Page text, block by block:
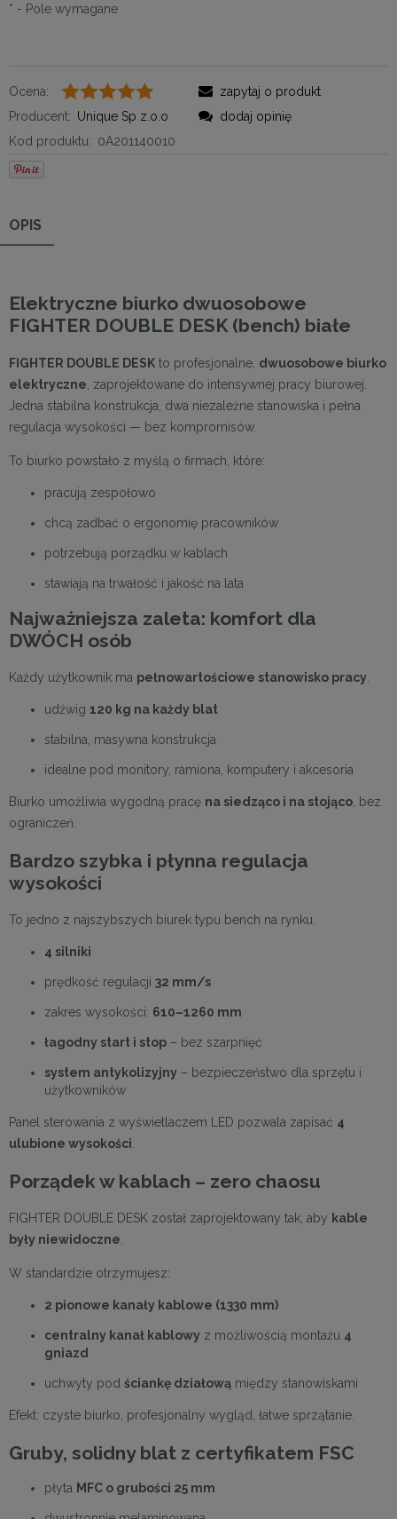
* - Pole wymagane
Ocena:
Producent: Unique Sp z.o.o
Kod produktu: 0A201140010
zapytaj o produkt
dodaj opinię
OPIS
Elektryczne biurko dwuosobowe
FIGHTER DOUBLE DESK (bench) białe
FIGHTER DOUBLE DESK to profesjonalne, dwuosobowe biurko
elektryczne , zaprojektowane do intensywnej pracy biurowej.
Jedna stabilna konstrukcja, dwa niezależne stanowiska i pełna
regulacja wysokości — bez kompromisów.
To biurko powstało z myślą o firmach, które:
pracują zespołowo
chcą zadbać o ergonomię pracowników
potrzebują porządku w kablach
stawiają na trwałość i jakość na lata
Najważniejsza zaleta: komfort dla
DWÓCH osób
Każdy użytkownik ma pełnowartościowe stanowisko pracy.
udźwig 120 kg na każdy blat
stabilna, masywna konstrukcja
idealne pod monitory, ramiona, komputery i akcesoria
Biurko umożliwia wygodną pracę na siedząco i na stojąco, bez
ograniczeń.
Bardzo szybka i płynna regulacja
wysokości
To jedno z najszybszych biurek typu bench na rynku.
4 silniki
prędkość regulacji 32 mm/s
zakres wysokości: 610–1260 mm
łagodny start i stop – bez szarpnięć
system antykolizyjny – bezpieczeństwo dla sprzętu i
użytkowników
Panel sterowania z wyświetlaczem LED pozwala zapisać 4
ulubione wysokości.
Porządek w kablach – zero chaosu
FIGHTER DOUBLE DESK został zaprojektowany tak, aby kable
były niewidoczne
W standardzie otrzymujesz:
2 pionowe kanały kablowe (1330 mm)
centralny kanał kablowy z możliwością montażu 4
gniazd
uchwyty pod ściankę działową między stanowiskami
Efekt: czyste biurko, profesjonalny wygląd, łatwe sprzątanie.
Gruby, solidny blat z certyfikatem FSC
płyta MFC o grubości 25 mm